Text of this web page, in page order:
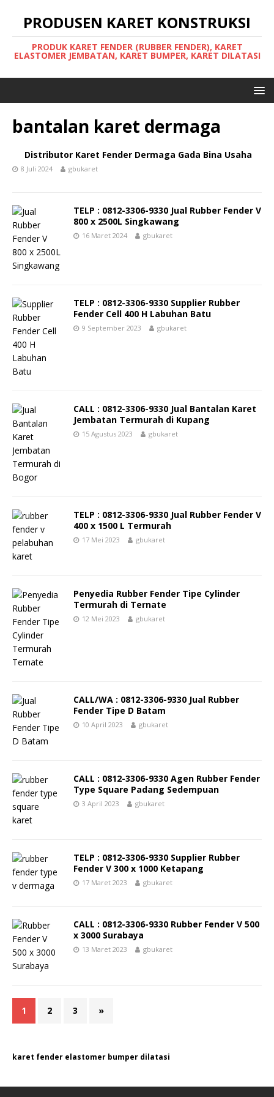
PRODUSEN KARET KONSTRUKSI
PRODUK KARET FENDER (RUBBER FENDER), KARET
ELASTOMER JEMBATAN, KARET BUMPER, KARET DILATASI
bantalan karet dermaga
Distributor Karet Fender Dermaga Gada Bina Usaha
8 Juli 2024 gbukaret
TELP : 0812-3306-9330 Jual Rubber Fender V
800 x 2500L Singkawang
16 Maret 2024 gbukaret
TELP : 0812-3306-9330 Supplier Rubber
Fender Cell 400 H Labuhan Batu
9 September 2023 gbukaret
CALL : 0812-3306-9330 Jual Bantalan Karet
Jembatan Termurah di Kupang
15 Agustus 2023 gbukaret
TELP : 0812-3306-9330 Jual Rubber Fender V
400 x 1500 L Termurah
17 Mei 2023 gbukaret
Penyedia Rubber Fender Tipe Cylinder
Termurah di Ternate
12 Mei 2023 gbukaret
CALL/WA : 0812-3306-9330 Jual Rubber
Fender Tipe D Batam
10 April 2023 gbukaret
CALL : 0812-3306-9330 Agen Rubber Fender
Type Square Padang Sedempuan
3 April 2023 gbukaret
TELP : 0812-3306-9330 Supplier Rubber
Fender V 300 x 1000 Ketapang
17 Maret 2023 gbukaret
CALL : 0812-3306-9330 Rubber Fender V 500
x 3000 Surabaya
13 Maret 2023 gbukaret
1 2 3 »
karet fender elastomer bumper dilatasi